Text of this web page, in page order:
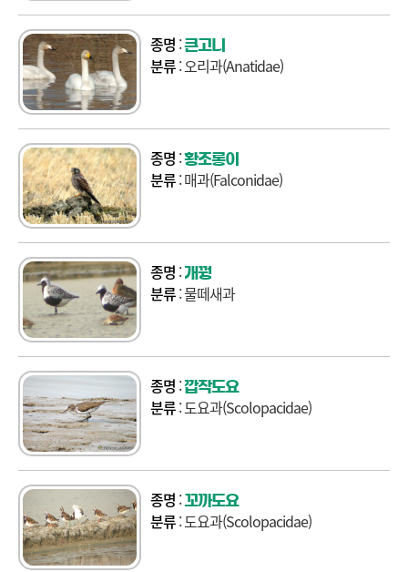
종명 :큰고니
분류: 오리과(Anatidae)
종명 :황조롱이
분류: 매과(Falconidae)
종명 :개꿩
분류: 물떼새과
종명 :깝작도요
분류: 도요과(Scolopacidae)
종명 :꼬까도요
분류: 도요과(Scolopacidae)